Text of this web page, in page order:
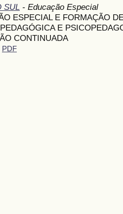
SUL - Educação Especial
ESPECIAL E FORMAÇÃO
E
CONTINUADA
PDF